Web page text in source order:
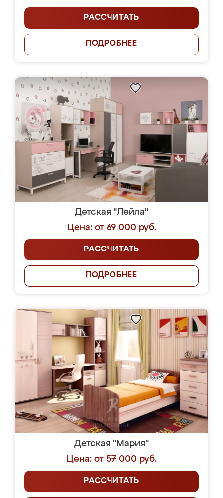
РАССЧИТАТЬ
ПОДРОБНЕЕ
Детская "Лейла"
Цена: от 69 000 руб.
РАССЧИТАТЬ
ПОДРОБНЕЕ
Детская "Мария"
Цена: от 57 000 руб.
РАССЧИТАТЬ